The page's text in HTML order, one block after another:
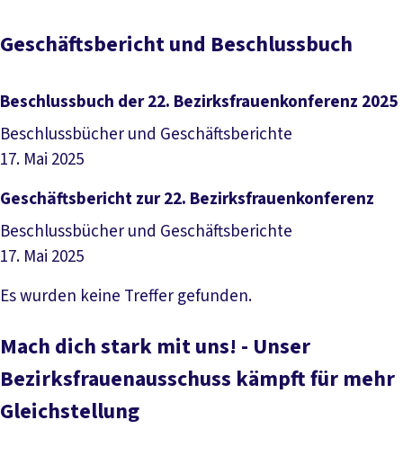
Geschäftsbericht und Beschlussbuch
Beschlussbuch der 22. Bezirksfrauenkonferenz 2025
Beschlussbücher und Geschäftsberichte
17. Mai 2025
Datei herunterladen
Geschäftsbericht zur 22. Bezirksfrauenkonferenz
Beschlussbücher und Geschäftsberichte
17. Mai 2025
Datei herunterladen
Es wurden keine Treffer gefunden.
Mach dich stark mit uns! - Unser
Bezirksfrauenausschuss kämpft für mehr
Gleichstellung